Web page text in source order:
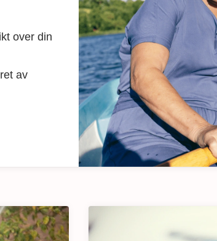
over din
av